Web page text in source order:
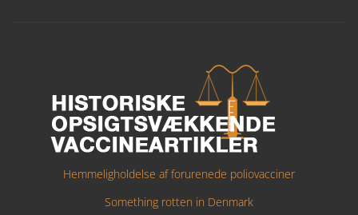
Hemmeligholdelse af forurenede poliovacciner
Something rotten in Denmark